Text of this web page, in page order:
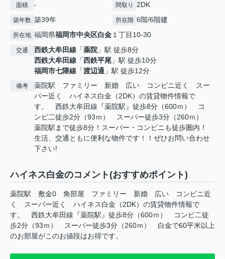
面積 - 間取り 2DK
築年数 築39年 所在階 6階/6階建
所在地 福岡県福岡市中央区白金 １丁目10-30
交通 西鉄大牟田線 「薬院 」駅 徒歩8分
西鉄大牟田線 「西鉄平尾 」駅 徒歩10分
福岡市七隈線 「渡辺通 」駅 徒歩12分
備考
薬院駅 ファミリー 新婚 広い コンビニ近く スー
パー近く ハイネス白金（2DK）の賃貸物件情報で
す。 西鉄大牟田線『薬院駅』徒歩8分（600ｍ） コ
ンビ二徒歩2分（93ｍ） スーパー徒歩3分（260ｍ）
薬院駅まで徒歩8分！スーパー・コンビニも徒歩圏内！
生活、交通ともに便利な物件です！！ぜひお問い合わせ
下さい!
ハイネス白金のコメント(おすすめポイント)
薬院駅 敷金0 角部屋 ファミリー 新婚 広い コンビニ近
く スーパー近く ハイネス白金（2DK）の賃貸物件情報で
す。 西鉄大牟田線『薬院駅』徒歩8分（600ｍ） コンビ二徒
歩2分（93ｍ） スーパー徒歩3分（260ｍ） 白金で60平米以上
のお部屋がこのお値段はお得です。